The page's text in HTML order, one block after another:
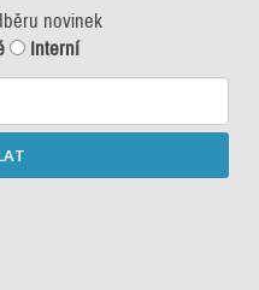
novinek
Interní